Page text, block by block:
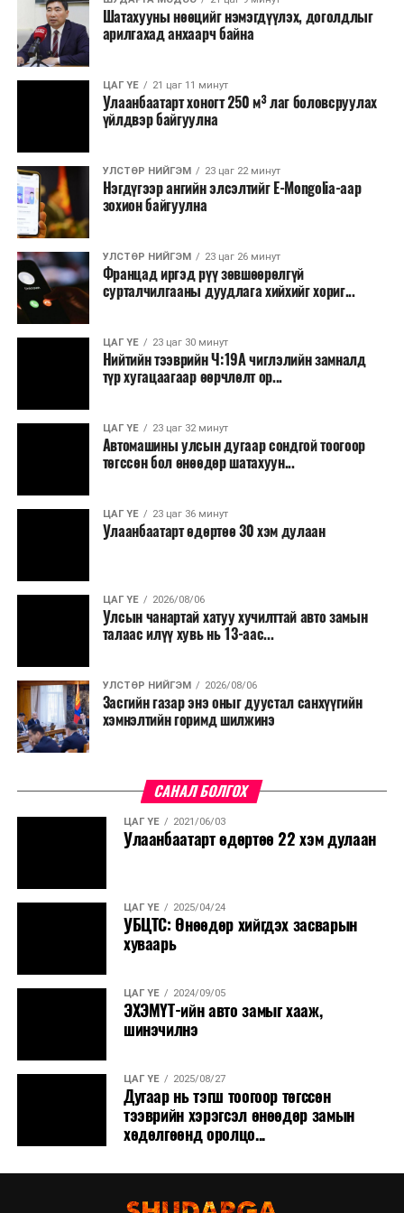
болон арилжааны банкуудтай хамтран стратегийн
бүтээгдэхүүний нөөц бүрдүүлэх, хадгалах, түгээх,
борлуулах бүх шатанд цахим төлбөрийн баримт
үйлдэж, бүртгэлийг ил тод болгох юм.
2026 оны намар бэлтгэж, 2027 оны хавар худалдаанд
Засаг дарга Б.Пүрэвдагваг онцгойлон анхаарч
ажиллахыг Ерөнхий сайд үүрэг болгожээ.
Нөөцийн махыг цахим системд бүртгэснээр мах
бэлтгэлийн явц, нөөцийн үлдэгдэл ил тод болно. Мөн
хөнгөлөлттэй зээлийг зориулалтын бусаар ашиглах
явдлыг таслан зогсоох, хүртээмжийг нэмэгдүүлэх,
өрсөлдөөнийг бий болгох боломжтой гэж үзжээ.
Иргэд агуулах, үйлдвэрээс махаа шууд худалдан авах,
малчид системээр дамжуулан бүтээгдэхүүнээ
Түүнчлэн түлш, улаанбуудай, хүнсний ногооны нөөц
бүрдүүлэх зоорь, агуулах барих аж ахуйн нэгжүүдэд
Шатахууны нөөцийг нэмэгдүүлэх, доголдлыг
арилгахад анхаарч байна
ЦАГ ҮЕ 21 цаг 11 минут
Улаанбаатарт хоногт 250 м³ лаг боловсруулах
үйлдвэр байгуулна
УЛСТӨР НИЙГЭМ 23 цаг 22 минут
Нэгдүгээр ангийн элсэлтийг E-Mongolia-аар
зохион байгуулна
УЛСТӨР НИЙГЭМ 23 цаг 26 минут
Францад иргэд рүү зөвшөөрөлгүй
сурталчилгааны дуудлага хийхийг хориг...
ЦАГ ҮЕ 23 цаг 30 минут
Нийтийн тээврийн Ч:19А чиглэлийн замналд
түр хугацаагаар өөрчлөлт ор...
ЦАГ ҮЕ 23 цаг 32 минут
Автомашины улсын дугаар сондгой тоогоор
төгссөн бол өнөөдөр шатахуун...
ЦАГ ҮЕ 23 цаг 36 минут
Улаанбаатарт өдөртөө 30 хэм дулаан
ЦАГ ҮЕ 2026/08/06
Улсын чанартай хатуу хучилттай авто замын
талаас илүү хувь нь 13-аас...
УЛСТӨР НИЙГЭМ 2026/08/06
Засгийн газар энэ оныг дуустал санхүүгийн
хэмнэлтийн горимд шилжинэ
САНАЛ БОЛГОХ
ЦАГ ҮЕ 2021/06/03
Улаанбаатарт өдөртөө 22 хэм дулаан
ЦАГ ҮЕ 2025/04/24
УБЦТС: Өнөөдөр хийгдэх засварын
хуваарь
ЦАГ ҮЕ 2024/09/05
ЭХЭМҮТ-ийн авто замыг хааж,
шинэчилнэ
ЦАГ ҮЕ 2025/08/27
Дугаар нь тэгш тоогоор төгссөн
тээврийн хэрэгсэл өнөөдөр замын
хөдөлгөөнд оролцо...